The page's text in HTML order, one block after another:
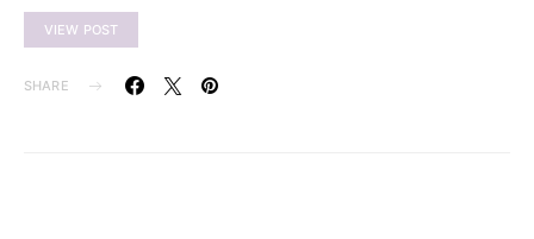
VIEW POST
SHARE